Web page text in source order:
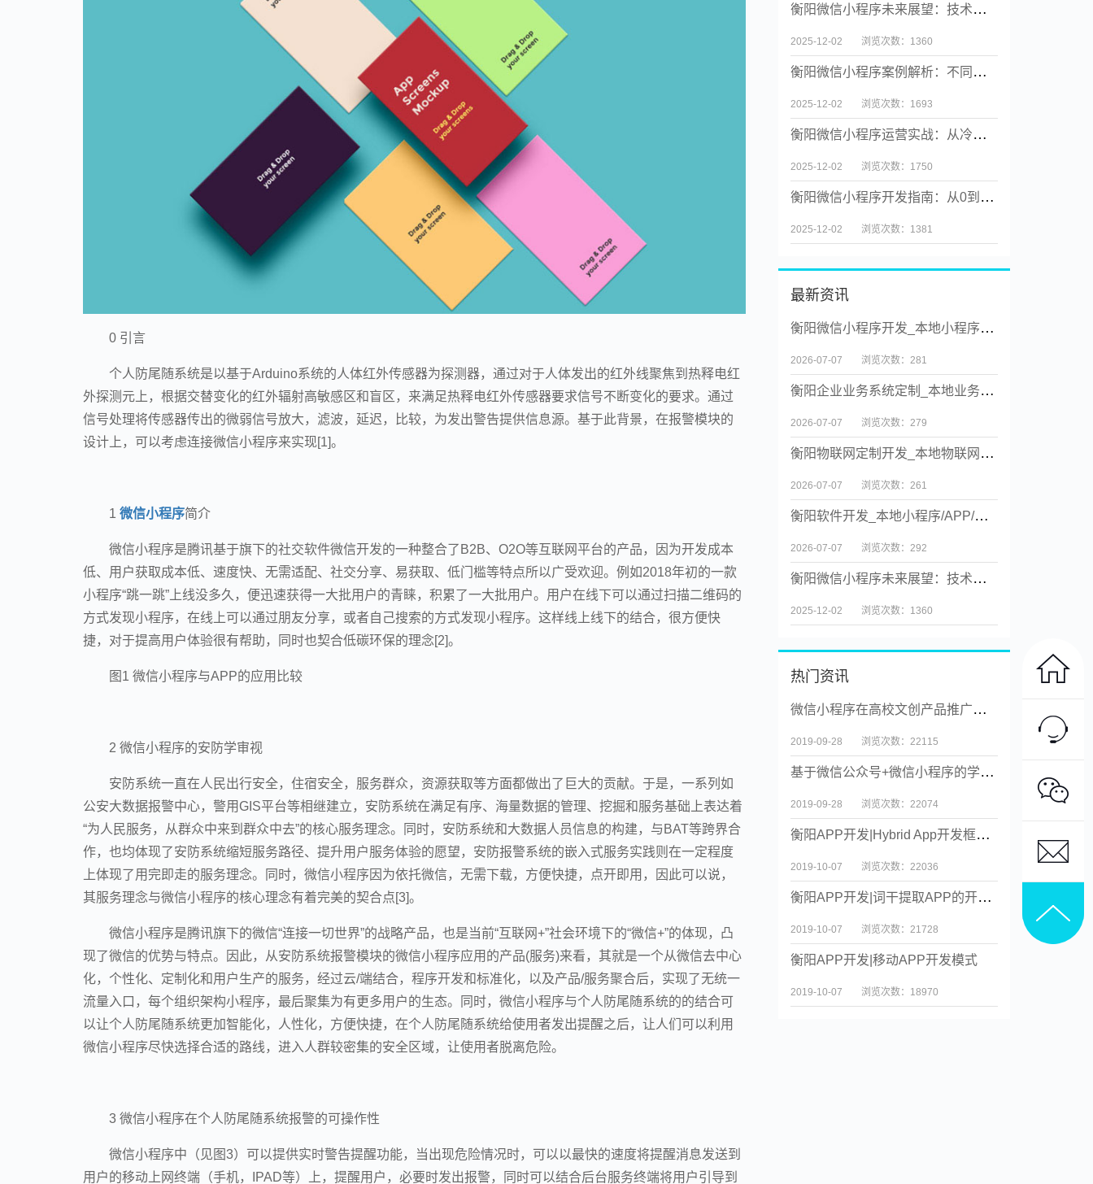
0 引言
个人防尾随系统是以基于Arduino系统的人体红外传感器为探测器，通过对于人体发出的红外线聚焦到热释电红
外探测元上，根据交替变化的红外辐射高敏感区和盲区，来满足热释电红外传感器要求信号不断变化的要求。通过
信号处理将传感器传出的微弱信号放大，滤波，延迟，比较，为发出警告提供信息源。基于此背景，在报警模块的
设计上，可以考虑连接微信小程序来实现[1]。
1 微信小程序简介
微信小程序是腾讯基于旗下的社交软件微信开发的一种整合了B2B、O2O等互联网平台的产品，因为开发成本
低、用户获取成本低、速度快、无需适配、社交分享、易获取、低门槛等特点所以广受欢迎。例如2018年初的一款
小程序“跳一跳”上线没多久，便迅速获得一大批用户的青睐，积累了一大批用户。用户在线下可以通过扫描二维码的
方式发现小程序，在线上可以通过朋友分享，或者自己搜索的方式发现小程序。这样线上线下的结合，很方便快
捷，对于提高用户体验很有帮助，同时也契合低碳环保的理念[2]。
图1 微信小程序与APP的应用比较
2 微信小程序的安防学审视
安防系统一直在人民出行安全，住宿安全，服务群众，资源获取等方面都做出了巨大的贡献。于是，一系列如
公安大数据报警中心，警用GIS平台等相继建立，安防系统在满足有序、海量数据的管理、挖掘和服务基础上表达着
“为人民服务，从群众中来到群众中去”的核心服务理念。同时，安防系统和大数据人员信息的构建，与BAT等跨界合
作，也均体现了安防系统缩短服务路径、提升用户服务体验的愿望，安防报警系统的嵌入式服务实践则在一定程度
上体现了用完即走的服务理念。同时，微信小程序因为依托微信，无需下载，方便快捷，点开即用，因此可以说，
其服务理念与微信小程序的核心理念有着完美的契合点[3]。
微信小程序是腾讯旗下的微信“连接一切世界”的战略产品，也是当前“互联网+”社会环境下的“微信+”的体现，凸
现了微信的优势与特点。因此，从安防系统报警模块的微信小程序应用的产品(服务)来看，其就是一个从微信去中心
化，个性化、定制化和用户生产的服务，经过云/端结合，程序开发和标准化，以及产品/服务聚合后，实现了无统一
流量入口，每个组织架构小程序，最后聚集为有更多用户的生态。同时，微信小程序与个人防尾随系统的的结合可
以让个人防尾随系统更加智能化，人性化，方便快捷，在个人防尾随系统给使用者发出提醒之后，让人们可以利用
微信小程序尽快选择合适的路线，进入人群较密集的安全区域，让使用者脱离危险。
3 微信小程序在个人防尾随系统报警的可操作性
微信小程序中（见图3）可以提供实时警告提醒功能，当出现危险情况时，可以以最快的速度将提醒消息发送到
用户的移动上网终端（手机，IPAD等）上，提醒用户，必要时发出报警，同时可以结合后台服务终端将用户引导到
衡阳微信小程序未来展望：技术创新与场景融合
2025-12-02 浏览次数：1360
衡阳微信小程序案例解析：不同行业的成功之道
2025-12-02 浏览次数：1693
衡阳微信小程序运营实战：从冷启动到用户裂变
2025-12-02 浏览次数：1750
衡阳微信小程序开发指南：从0到1打造高转化工具
2025-12-02 浏览次数：1381
最新资讯
衡阳微信小程序开发_本地小程序实体公司【源码交付】
2026-07-07 浏览次数：281
衡阳企业业务系统定制_本地业务系统定制实体公司【源码交付】
2026-07-07 浏览次数：279
衡阳物联网定制开发_本地物联网系统定制实体公司【源码交付】
2026-07-07 浏览次数：261
衡阳软件开发_本地小程序/APP/物联网/企业业务系统定制【源码交付】
2026-07-07 浏览次数：292
衡阳微信小程序未来展望：技术创新与场景融合
2025-12-02 浏览次数：1360
热门资讯
微信小程序在高校文创产品推广中的应用
2019-09-28 浏览次数：22115
基于微信公众号+微信小程序的学生服务系统
2019-09-28 浏览次数：22074
衡阳APP开发|Hybrid App开发框架的实现及性能优化
2019-10-07 浏览次数：22036
衡阳APP开发|词干提取APP的开发与设计
2019-10-07 浏览次数：21728
衡阳APP开发|移动APP开发模式
2019-10-07 浏览次数：18970